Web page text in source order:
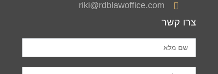
riki@rdblawoffice.com
צרו קשר